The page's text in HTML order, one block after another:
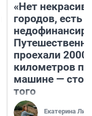
«Нет
городов, есть
проехали 2000
километров по
машине —
того
Екатерина